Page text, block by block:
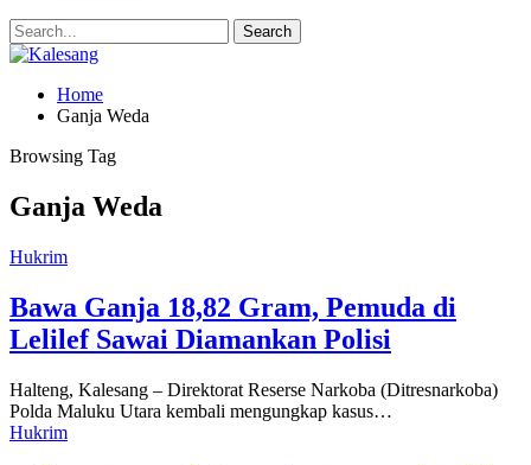
Home
Ganja Weda
Browsing Tag
Ganja Weda
Hukrim
Bawa Ganja 18,82 Gram, Pemuda di
Lelilef Sawai Diamankan Polisi
Halteng, Kalesang – Direktorat Reserse Narkoba (Ditresnarkoba)
Polda Maluku Utara kembali mengungkap kasus…
Hukrim